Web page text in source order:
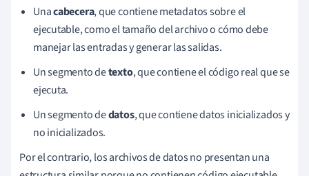
Unacabecera, que contiene metadatos sobre el
ejecutable, como el tamaño del archivo o cómo debe
manejar las entradas y generar las salidas.
Un segmento detexto, que contiene el código real que se
ejecuta.
Un segmento dedatos, que contiene datos inicializados y
no inicializados.
Por el contrario, los archivos de datos no presentan una